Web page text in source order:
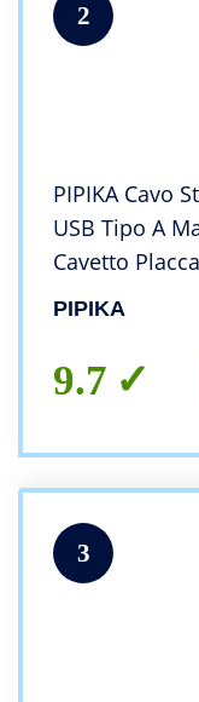
2
PIPIKA Cavo
USB Tipo A
Cavetto
Canon,
PIPIKA
9.7
3